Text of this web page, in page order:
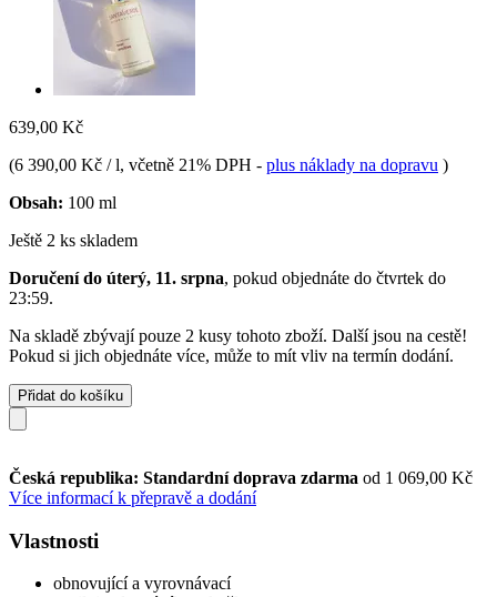
639,00 Kč
(6 390,00 Kč / l, včetně 21% DPH - plus náklady na dopravu )
Obsah: 100 ml
Ještě 2 ks skladem
Doručení do úterý, 11. srpna, pokud objednáte do čtvrtek do
23:59.
Na skladě zbývají pouze 2 kusy tohoto zboží. Další jsou na cestě!
Pokud si jich objednáte více, může to mít vliv na termín dodání.
Přidat do košíku
Česká republika: Standardní doprava zdarma od 1 069,00 Kč
Více informací k přepravě a dodání
Vlastnosti
obnovující a vyrovnávací